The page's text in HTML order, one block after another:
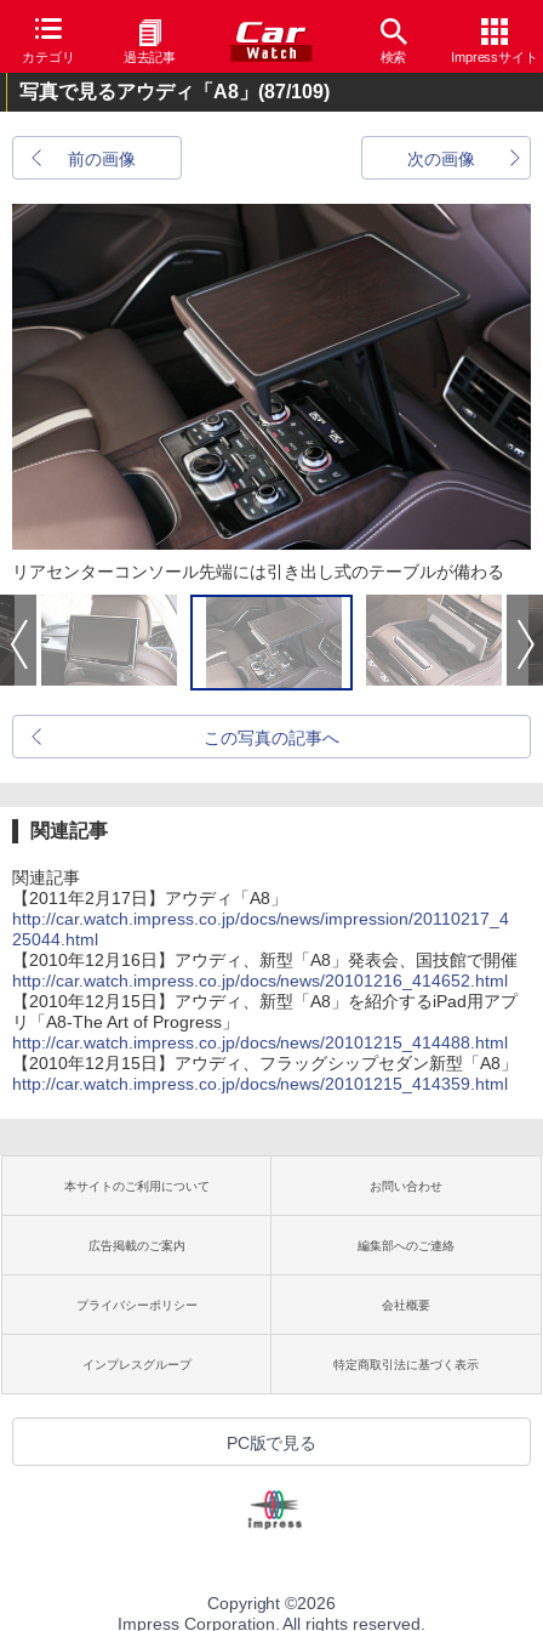
カテゴリ 過去記事 検索 Impressサイト
写真で見るアウディ「A8」 (87/109)
前の画像 次の画像
リアセンターコンソール先端には引き出し式のテーブルが備わる
この写真の記事へ
関連記事
関連記事
【2011年2月17日】アウディ「A8」
http://car.watch.impress.co.jp/docs/news/impression/20110217_4
25044.html
【2010年12月16日】アウディ、新型「A8」発表会、国技館で開催
http://car.watch.impress.co.jp/docs/news/20101216_414652.html
【2010年12月15日】アウディ、新型「A8」を紹介するiPad用アプ
リ「A8-The Art of Progress」
http://car.watch.impress.co.jp/docs/news/20101215_414488.html
【2010年12月15日】アウディ、フラッグシップセダン新型「A8」
http://car.watch.impress.co.jp/docs/news/20101215_414359.html
本サイトのご利用について お問い合わせ
広告掲載のご案内 編集部へのご連絡
プライバシーポリシー 会社概要
インプレスグループ 特定商取引法に基づく表示
PC版で見る
Copyright ©2026
Impress Corporation. All rights reserved.